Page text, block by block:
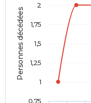
Personnes décédées
0,75
1
1,25
1,5
1,75
2